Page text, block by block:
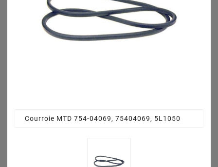
Courroie MTD 754-04069, 75404069, 5L1050